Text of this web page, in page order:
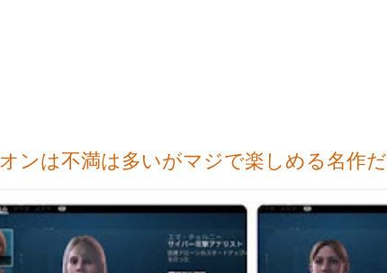
ンは不満は多いがマジで楽しめる名作だ